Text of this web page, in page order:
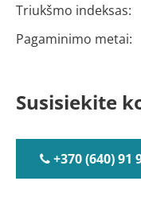
Triukšmo indeksas:
Pagaminimo metai:
Susisiekite
+370 (640) 91